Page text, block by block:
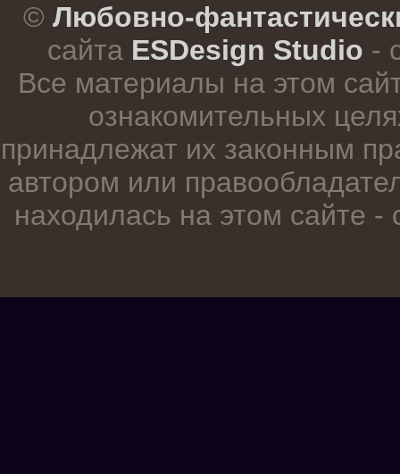
©Любовно-
сайта ESDesign Studio -
Все материалы на этом
ознакомительных
принадлежат их законным
автором или
находилась на этом сайте